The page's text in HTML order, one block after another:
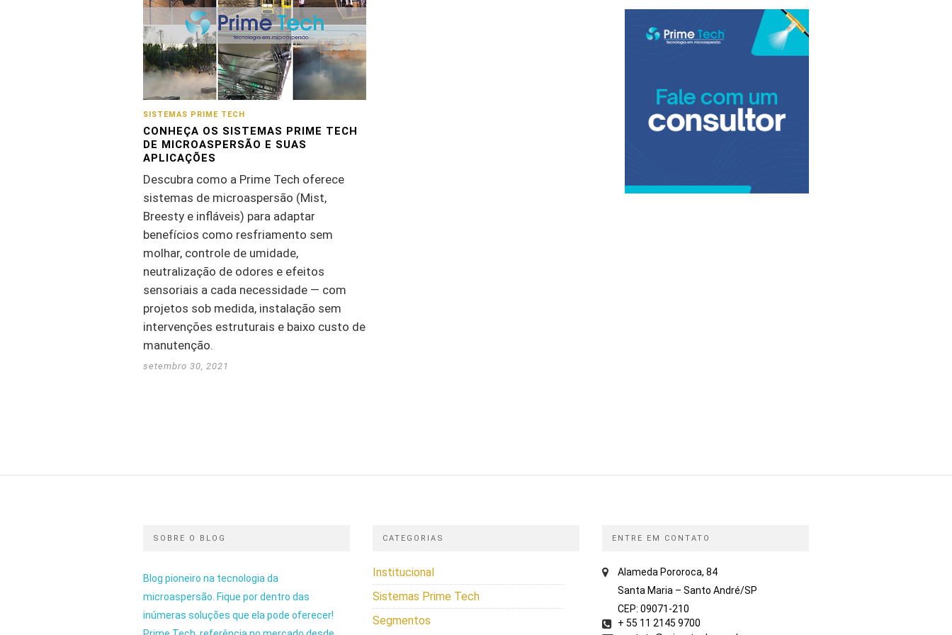
SISTEMAS PRIME TECH
CONHEÇA OS SISTEMAS PRIME TECH
DE MICROASPERSÃO E SUAS
APLICAÇÕES
Descubra como a Prime Tech oferece
sistemas de microaspersão (Mist,
Breesty e infláveis) para adaptar
benefícios como resfriamento sem
molhar, controle de umidade,
neutralização de odores e efeitos
sensoriais a cada necessidade — com
projetos sob medida, instalação sem
intervenções estruturais e baixo custo de
manutenção.
setembro 30, 2021
SOBRE O BLOG
Blog pioneiro na tecnologia da
microaspersão. Fique por dentro das
inúmeras soluções que ela pode oferecer!
CATEGORIAS
Institucional
Sistemas Prime Tech
Segmentos
ENTRE EM CONTATO
Alameda Pororoca, 84
Santa Maria – Santo André/SP
CEP: 09071-210
+ 55 11 2145 9700